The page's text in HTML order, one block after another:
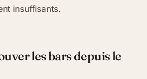
insuffisants.
les bars depuis le